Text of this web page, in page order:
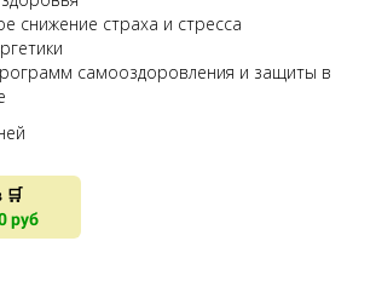
снижение страха и стресса
самооздоровления и защиты в
🛒
руб